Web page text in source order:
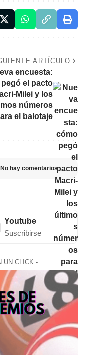
ARTÍCULO
encuesta:
el pacto
Milei y los
números
el balotaje
No hay comentarios
Youtube
Suscribirse
UN CLICK -